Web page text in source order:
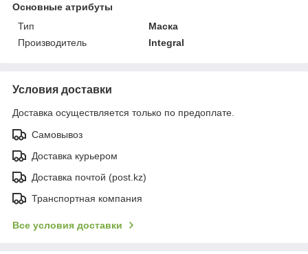
Основные атрибуты
Тип
Маска
Производитель
Integral
Условия доставки
Доставка осуществляется только по предоплате.
Самовывоз
Доставка курьером
Доставка почтой (post.kz)
Транспортная компания
Все условия доставки